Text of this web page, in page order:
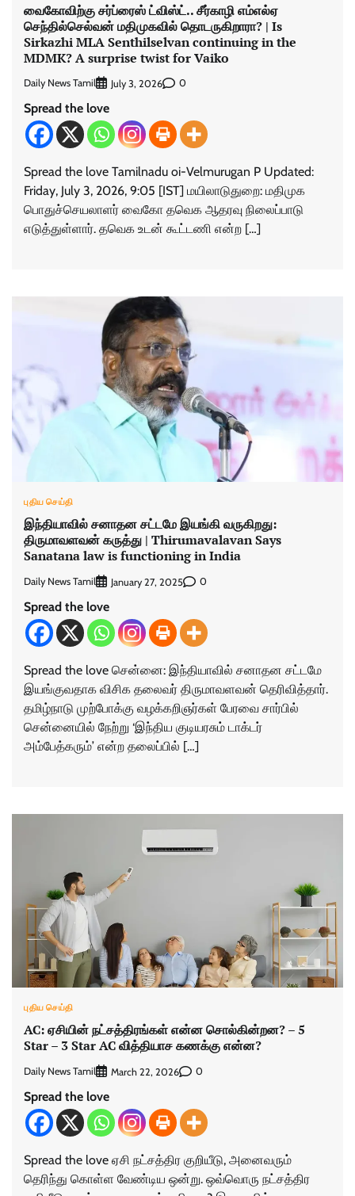
வைகோவிற்கு சர்ப்ரைஸ் ட்விஸ்ட்.. சீர்காழி எம்எல்ஏ
செந்தில்செல்வன் மதிமுகவில் தொடருகிறாரா? | Is
Sirkazhi MLA Senthilselvan continuing in the
MDMK? A surprise twist for Vaiko
Daily News Tamil July 3, 2026 0
Spread the love
Spread the love Tamilnadu oi-Velmurugan P Updated:
Friday, July 3, 2026, 9:05 [IST] மயிலாடுதுறை: மதிமுக
பொதுச்செயலாளர் வைகோ தவெக ஆதரவு நிலைப்பாடு
எடுத்துள்ளார். தவெக உடன் கூட்டணி என்ற […]
புதிய செய்தி
இந்தியாவில் சனாதன சட்டமே இயங்கி வருகிறது:
திருமாவளவன் கருத்து | Thirumavalavan Says
Sanatana law is functioning in India
Daily News Tamil January 27, 2025 0
Spread the love
Spread the love சென்னை: இந்தியாவில் சனாதன சட்டமே
இயங்குவதாக விசிக தலைவர் திருமாவளவன் தெரிவித்தார்.
தமிழ்நாடு முற்போக்கு வழக்கறிஞர்கள் பேரவை சார்பில்
சென்னையில் நேற்று ‘இந்திய குடியரசும் டாக்டர்
அம்பேத்கரும்’ என்ற தலைப்பில் […]
புதிய செய்தி
AC: ஏசியின் நட்சத்திரங்கள் என்ன சொல்கின்றன? – 5
Star – 3 Star AC வித்தியாச கணக்கு என்ன?
Daily News Tamil March 22, 2026 0
Spread the love
Spread the love ஏசி நட்சத்திர குறியீடு, அனைவரும்
தெரிந்து கொள்ள வேண்டிய ஒன்று. ஒவ்வொரு நட்சத்திர